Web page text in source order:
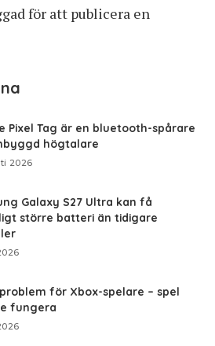
för att publicera en
Pixel Tag är en bluetooth-spårare
högtalare
2026
Galaxy S27 Ultra kan få
större batteri än tidigare
för Xbox-spelare – spel
fungera